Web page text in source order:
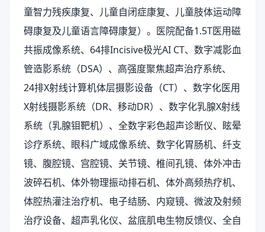
童智力残疾康复、儿童自闭症康复、儿童肢体运动障
碍康复及儿童语言障碍康复）。医院配备1.5T医用磁
共振成像系统、64排Incisive极光AI CT、数字减影血
管造影系统（DSA）、高强度聚焦超声治疗系统、
24排X射线计算机体层摄影设备（CT）、数字化医用
X射线摄影系统（DR、移动DR）、数字化乳腺X射线
系统（乳腺钼靶机）、全数字彩色超声诊断仪、眩晕
诊疗系统、眼科广域成像系统、数字化胃肠机、纤支
镜、腹腔镜、宫腔镜、关节镜、椎间孔镜、体外冲击
波碎石机、体外物理振动排石机、体外高频热疗机、
体腔热灌注治疗机、电子结肠、内窥镜、微波及射频
治疗设备、超声乳化仪、盆底肌电生物反馈仪、全自